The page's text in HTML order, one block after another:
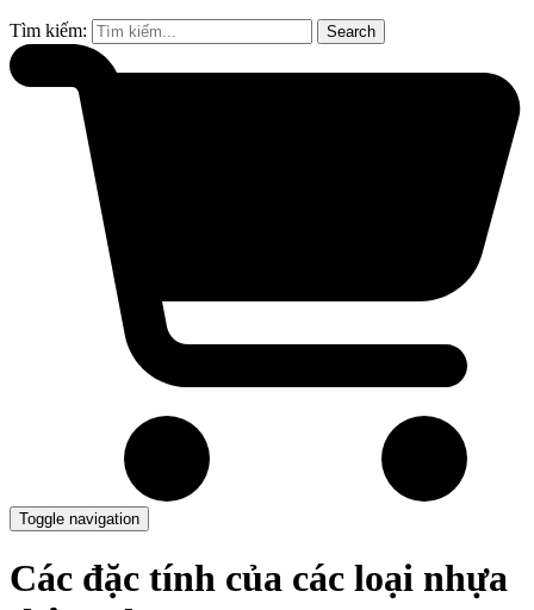
Tìm kiếm: Search
Toggle navigation
Các đặc tính của các loại nhựa